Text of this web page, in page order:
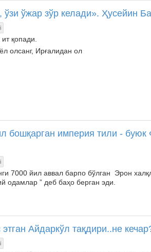
ўзи ўжар зўр келади». Ҳусейин
қопади.
олсанг, Ирғалидан ол
бошқарган империя тили -
7000 йил аввал барпо бўлган Эрон
одамлар ” деб баҳо берган эди.
Айдаркўл тақдири..не